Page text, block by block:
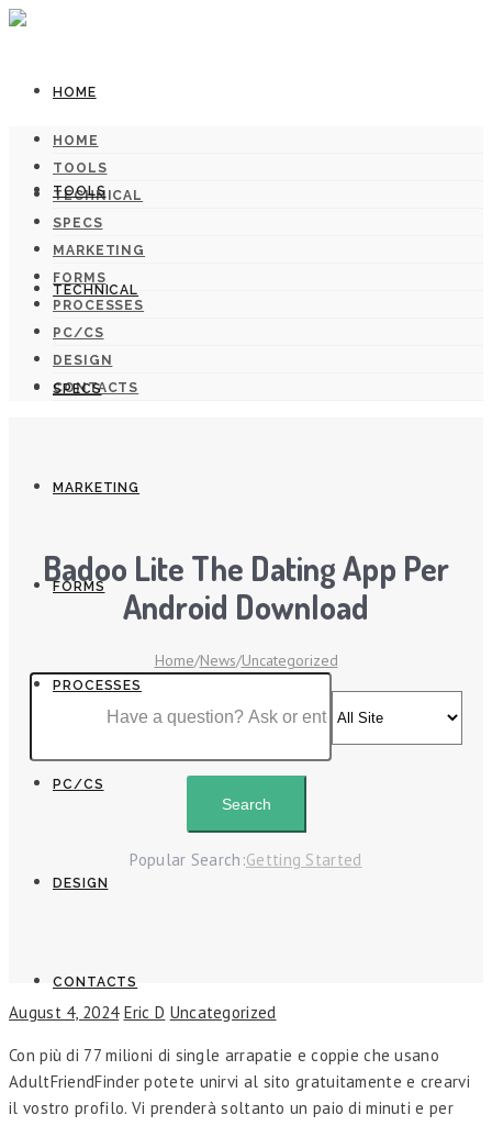
HOME
TOOLS
TECHNICAL
SPECS
MARKETING
FORMS
PROCESSES
PC/CS
DESIGN
CONTACTS
HOME
TOOLS
TECHNICAL
SPECS
MARKETING
FORMS
PROCESSES
PC/CS
DESIGN
CONTACTS
Badoo Lite The Dating App Per
Android Download
Home/News/Uncategorized
Popular Search:Getting Started
August 4, 2024 Eric D Uncategorized
Con più di 77 milioni di single arrapatie e coppie che usano
AdultFriendFinder potete unirvi al sito gratuitamente e crearvi
il vostro profilo. Vi prenderà soltanto un paio di minuti e per